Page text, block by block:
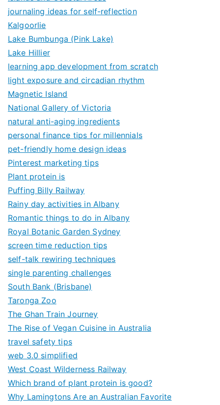
journaling ideas for self-reflection
Kalgoorlie
Lake Bumbunga (Pink Lake)
Lake Hillier
learning app development from scratch
light exposure and circadian rhythm
Magnetic Island
National Gallery of Victoria
natural anti-aging ingredients
personal finance tips for millennials
pet-friendly home design ideas
Pinterest marketing tips
Plant protein is
Puffing Billy Railway
Rainy day activities in Albany
Romantic things to do in Albany
Royal Botanic Garden Sydney
screen time reduction tips
self-talk rewiring techniques
single parenting challenges
South Bank (Brisbane)
Taronga Zoo
The Ghan Train Journey
The Rise of Vegan Cuisine in Australia
travel safety tips
web 3.0 simplified
West Coast Wilderness Railway
Which brand of plant protein is good?
Why Lamingtons Are an Australian Favorite